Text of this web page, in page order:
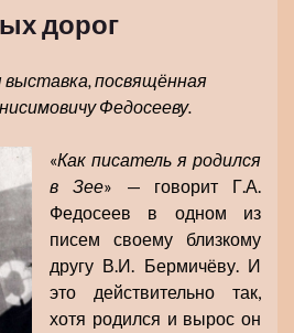
дорог
посвящённая
Федосееву.
«Как писатель я родился
в Зее» — говорит Г.А.
Федосеев в одном из
писем своему близкому
другу В.И. Бермичёву. И
это действительно так,
хотя родился и вырос он